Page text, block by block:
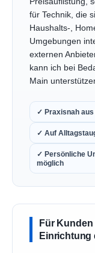
für Technik, die
Haushalts-,
Umgebungen
externen
kann ich bei
Main
✓ Praxisnah
✓ Auf
✓ Persönliche
möglich
Für Kunden
Einrichtung